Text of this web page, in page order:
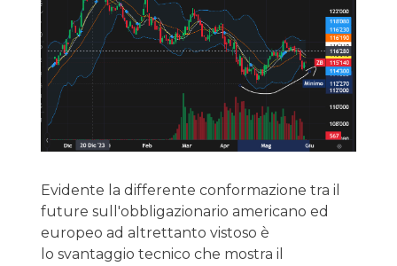
Evidente la differente conformazione tra il
future sull'obbligazionario americano ed
europeo ad altrettanto vistoso è
lo svantaggio tecnico che mostra il